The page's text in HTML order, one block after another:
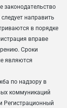
законодательство
направить
в порядке
вправе
Сроки
являются
по надзору в
коммуникаций
Регистрационный